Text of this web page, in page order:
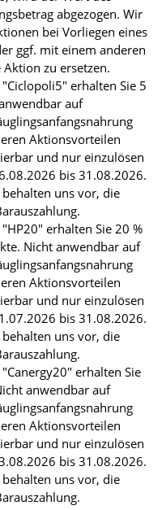
abgezogen. Wir
bei Vorliegen eines
ggf. mit einem anderen
zu ersetzen.
erhalten Sie 5
auf
Aktionsvorteilen
und nur einzulösen
bis 31.08.2026.
uns vor, die
erhalten Sie 20 %
Nicht anwendbar auf
Aktionsvorteilen
und nur einzulösen
bis 31.08.2026.
uns vor, die
erhalten Sie
anwendbar auf
Aktionsvorteilen
und nur einzulösen
bis 31.08.2026.
uns vor, die